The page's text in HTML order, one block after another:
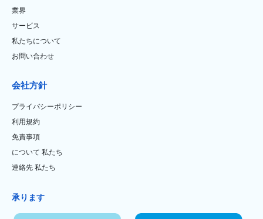
業界
サービス
私たちについて
お問い合わせ
会社方針
プライバシーポリシー
利用規約
免責事項
について 私たち
連絡先 私たち
承ります